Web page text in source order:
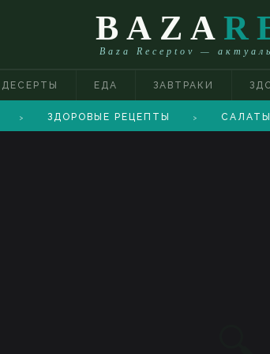
BAZA
Baza Receptov —
ДЕСЕРТЫ ЕДА ЗАВТРАКИ
> ЗДОРОВЫЕ РЕЦЕПТЫ > САЛАТЫ